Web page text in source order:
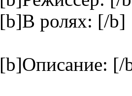
[b]В ролях: [/b]
[b]Описание: [/